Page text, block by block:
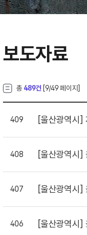
보도자료
총 489건 [9/49 페이지]
409 [울산광역시]
408 [울산광역시]
407 [울산광역시]
406 [울산광역시]